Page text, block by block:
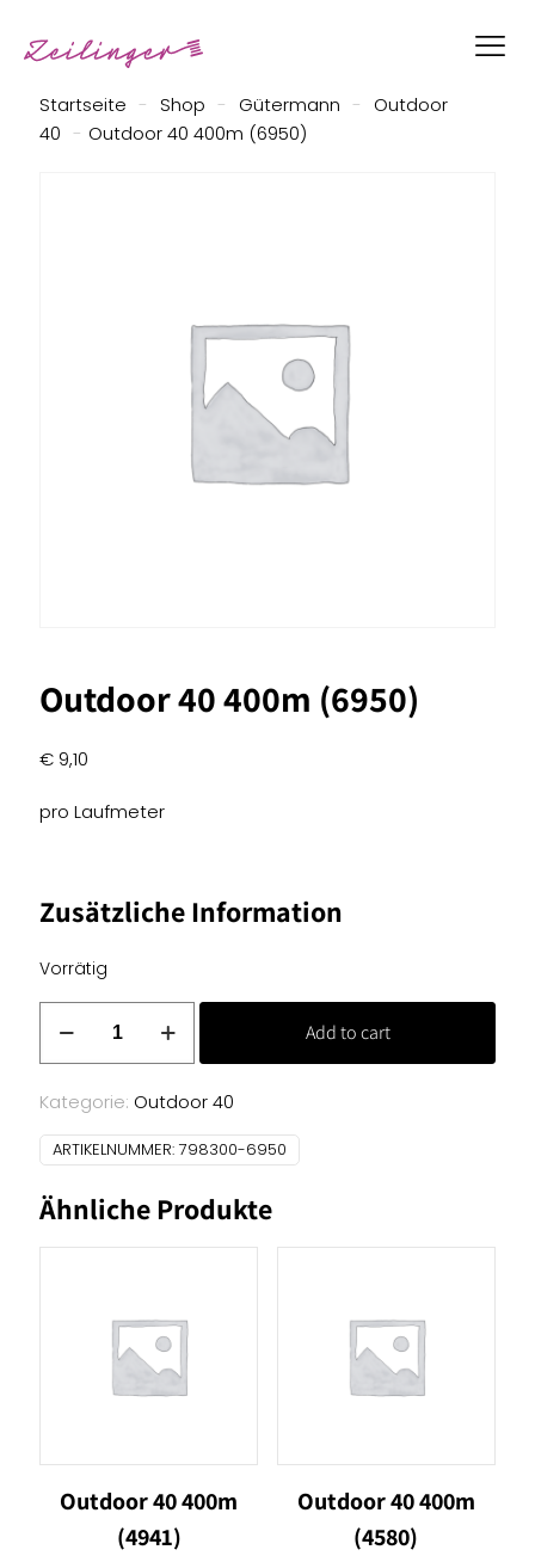
Startseite - Shop - Gütermann -
Outdoor
40 - Outdoor 40 400m (6950)
Outdoor 40 400m (6950)
€ 9,10
pro Laufmeter
Zusätzliche Information
Vorrätig
400m
(6950)
Menge
Add to cart
Kategorie: Outdoor 40
ARTIKELNUMMER: 798300-6950
Ähnliche Produkte
Outdoor 40 400m
(4941)
Outdoor 40 400m
(4580)